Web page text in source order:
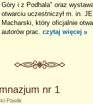
Góry i z Podhala" oraz
otwarciu uczestniczył m. in.
Macharski, który oficjalnie
autorów prac. czytaj więcej
nr 1
Pawlik